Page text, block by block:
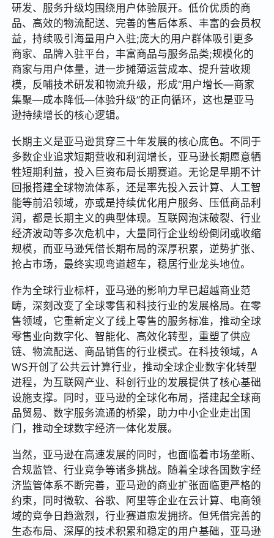
研发、服务升级均围绕用户体验展开。低价优质的商
品、高效的物流配送、完善的售后体系、丰富的会员权
益，持续吸引海量用户入驻;庞大的用户群体吸引更多
商家、品牌入驻平台，丰富商品与服务品类;规模化的
商家与用户体量，进一步摊薄运营成本、提升营收规
模，反哺技术研发和物流升级，形成“用户增长—商家
集聚—成本降低—体验升级”的正向循环，这也是亚马
逊持续增长的核心逻辑。
长期主义是亚马逊贯穿三十年发展的核心底色。不同于
多数企业追求短期营收和利润增长，亚马逊长期愿意牺
牲短期利益，投入巨资布局长期赛道。无论是早期不计
回报搭建全球物流体系，还是率先投入云计算、人工智
能等前沿领域，亦或是持续优化用户服务、压低商品利
润，都是长期主义的典型体现。互联网泡沫破裂、行业
经济波动等多次危机中，大量同行企业纷纷倒闭或收缩
规模，而亚马逊凭借长期布局的深厚积累，逆势扩张、
抢占市场，最终实现弯道超车，稳居行业龙头地位。
作为全球行业标杆，亚马逊的影响力早已超越商业范
畴，深刻改变了全球零售和科技行业的发展格局。在零
售领域，它重新定义了线上零售的服务标准，推动全球
零售业向数字化、智能化、高效化转型，重塑了供应
链、物流配送、商品销售的行业模式。在科技领域，A
WS开创了公共云计算行业，推动全球企业数字化转型
进程，为互联网产业、科创行业的发展提供了核心基础
设施支撑。同时，亚马逊的全球化布局，搭建起全球商
品贸易、数字服务流通的桥梁，助力中小企业走出国
门，推动全球数字经济一体化发展。
当然，亚马逊在高速发展的同时，也面临着市场垄断、
合规监管、行业竞争等诸多挑战。随着全球各国数字经
济监管体系不断完善，亚马逊的商业扩张面临更严格的
约束，同时微软、谷歌、阿里等企业在云计算、电商领
域的竞争日趋激烈，行业赛道愈发拥挤。但凭借完善的
生态布局、深厚的技术积累和稳定的用户基础，亚马逊